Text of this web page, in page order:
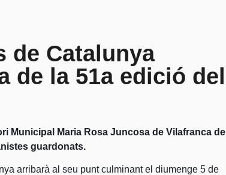
de Catalunya
de la 51a edició del
Municipal Maria Rosa Juncosa de Vilafranca del
guardonats.
arribarà al seu punt culminant el diumenge 5 de